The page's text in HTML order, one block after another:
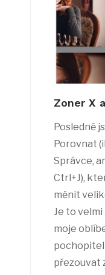
Zoner X
Posledně
Porovnat
Správce,
Ctrl+J),
měnit
Je to
moje
přezouvat